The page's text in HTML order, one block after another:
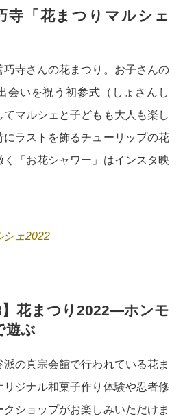
寺「花まつりマルシェ
巧寺さんの花まつり。お子さんの
会いを祝う初参式（しょさんし
てマルシェと子どもも大人も楽し
にラストを飾るチューリップの花
く「お花シャワー」はインスタ映
シェ2022
】花まつり2022—ホンモ
遊ぶ
派の真宗会館で行われている花ま
ジナル和菓子作り体験や忍者修
ショップがお楽しみいただけま